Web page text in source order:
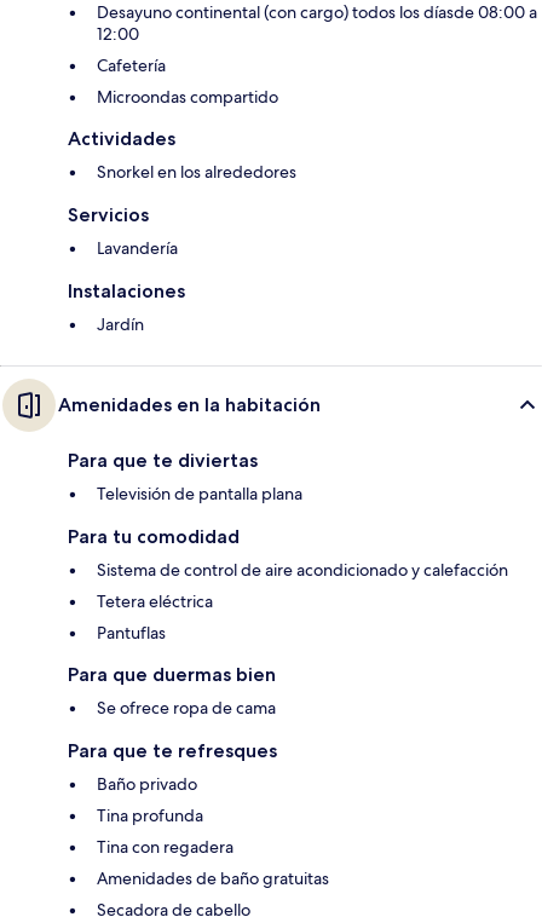
Desayuno continental (con cargo) todos los díasde 08:00 a
12:00
Cafetería
Microondas compartido
Actividades
Snorkel en los alrededores
Servicios
Lavandería
Instalaciones
Jardín
Amenidades en la habitación
Para que te diviertas
Televisión de pantalla plana
Para tu comodidad
Sistema de control de aire acondicionado y calefacción
Tetera eléctrica
Pantuflas
Para que duermas bien
Se ofrece ropa de cama
Para que te refresques
Baño privado
Tina profunda
Tina con regadera
Amenidades de baño gratuitas
Secadora de cabello